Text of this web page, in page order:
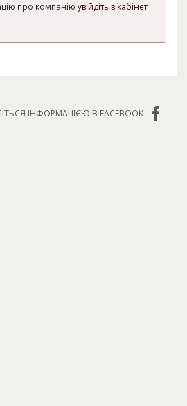
про компанію увійдіть в кабінет
ІНФОРМАЦІЄЮ В FACEBOOK